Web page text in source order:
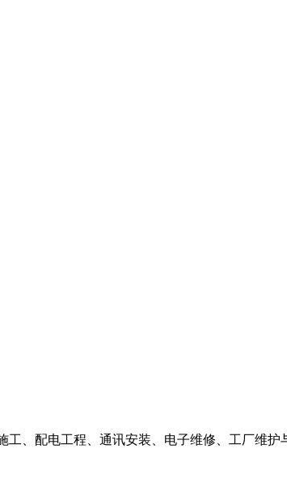
、配电工程、通讯安装、电子维修、工厂维护